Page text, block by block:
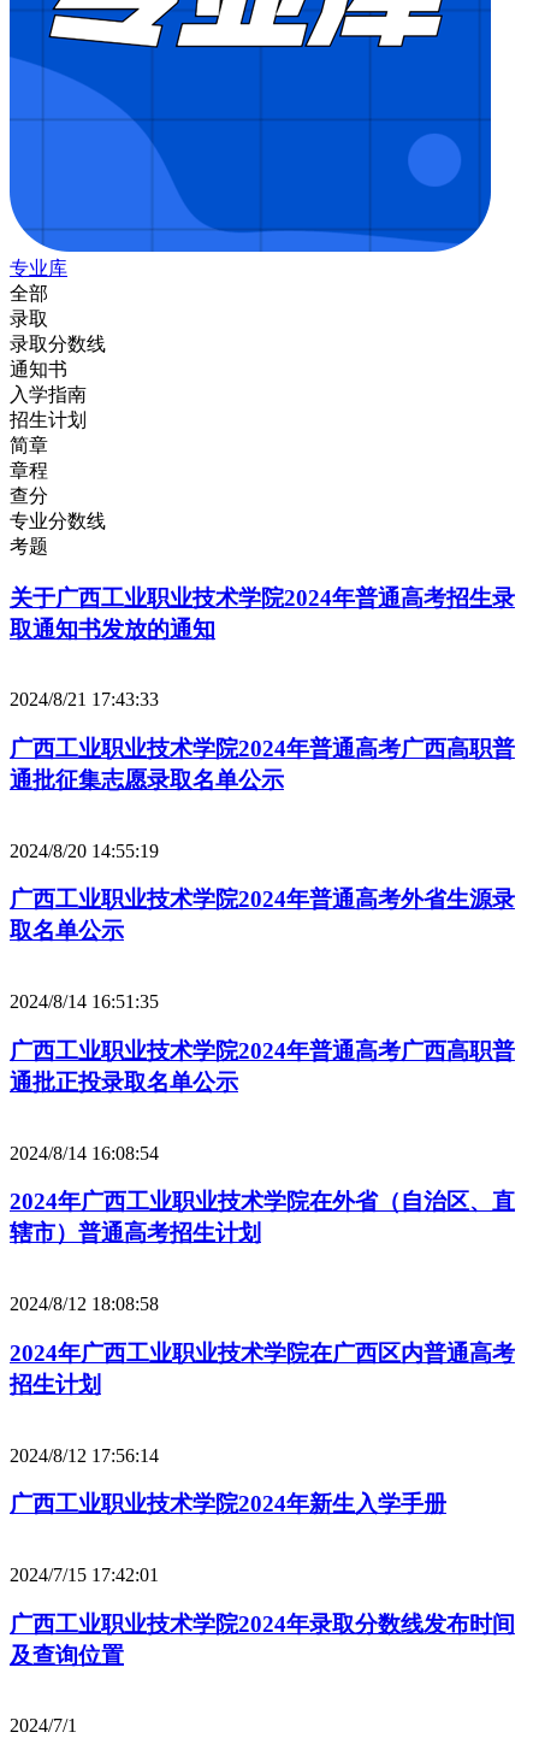
专业库
全部
录取
录取分数线
通知书
入学指南
招生计划
简章
章程
查分
专业分数线
考题
关于广西工业职业技术学院2024年普通高考招生录
取通知书发放的通知
2024/8/21 17:43:33
广西工业职业技术学院2024年普通高考广西高职普
通批征集志愿录取名单公示
2024/8/20 14:55:19
广西工业职业技术学院2024年普通高考外省生源录
取名单公示
2024/8/14 16:51:35
广西工业职业技术学院2024年普通高考广西高职普
通批正投录取名单公示
2024/8/14 16:08:54
2024年广西工业职业技术学院在外省（自治区、直
辖市）普通高考招生计划
2024/8/12 18:08:58
2024年广西工业职业技术学院在广西区内普通高考
招生计划
2024/8/12 17:56:14
广西工业职业技术学院2024年新生入学手册
2024/7/15 17:42:01
广西工业职业技术学院2024年录取分数线发布时间
及查询位置
2024/7/1